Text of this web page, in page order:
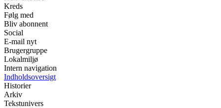
Kreds
Følg med
Bliv abonnent
Social
E-mail nyt
Brugergruppe
Lokalmiljø
Intern navigation
Indholdsoversigt
Historier
Arkiv
Tekstunivers